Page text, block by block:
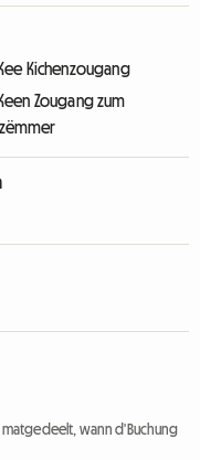
Kee Kichenzougang
Keen Zougang zum
matgedeelt, wann d'Buchung